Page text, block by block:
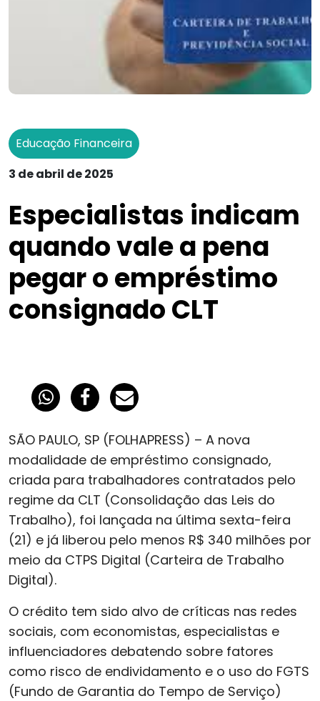
Educação Financeira
3 de abril de 2025
Especialistas indicam
quando vale a pena
pegar o empréstimo
consignado CLT
SÃO PAULO, SP (FOLHAPRESS) – A nova
modalidade de empréstimo consignado,
criada para trabalhadores contratados pelo
regime da CLT (Consolidação das Leis do
Trabalho), foi lançada na última sexta-feira
(21) e já liberou pelo menos R$ 340 milhões por
meio da CTPS Digital (Carteira de Trabalho
Digital).
O crédito tem sido alvo de críticas nas redes
sociais, com economistas, especialistas e
influenciadores debatendo sobre fatores
como risco de endividamento e o uso do FGTS
(Fundo de Garantia do Tempo de Serviço)